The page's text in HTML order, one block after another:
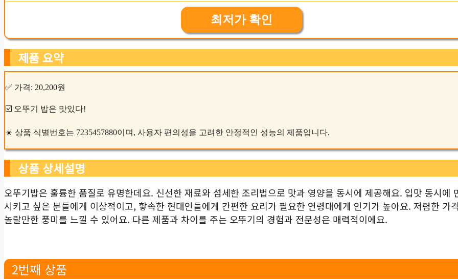
최저가 확인
제품 요약
✅ 가격: 20,200원
☑️ 오뚜기 밥은 맛있다!
☀️ 상품 식별번호는 7235457880이며, 사용자 편의성을 고려한 안정적인 성능의 제품입니다.
상품 상세설명
오뚜기밥은 훌륭한 품질로 유명한데요. 신선한 재료와 섬세한 조리법으로 맛과 영양을 동시에 제공해요. 입맛 동시에
시키고 싶은 분들에게 이상적이고, 핳속한 현대인들에게 간편한 요리가 필요한 연령대에게 인기가 높아요. 저렴한 가
놀랄만한 풍미를 느낄 수 있어요. 다른 제품과 차이를 주는 오뚜기의 경험과 전문성은 매력적이에요.
2번째 상품